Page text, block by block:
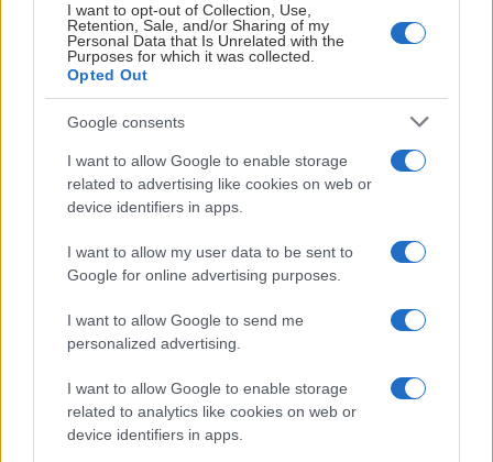
I want to opt-out of Collection, Use,
Retention, Sale, and/or Sharing of my
Personal Data that Is Unrelated with the
Purposes for which it was collected.
Opted Out
Google consents
I want to allow Google to enable storage
related to advertising like cookies on web or
device identifiers in apps.
I want to allow my user data to be sent to
Google for online advertising purposes.
I want to allow Google to send me
personalized advertising.
I want to allow Google to enable storage
related to analytics like cookies on web or
device identifiers in apps.